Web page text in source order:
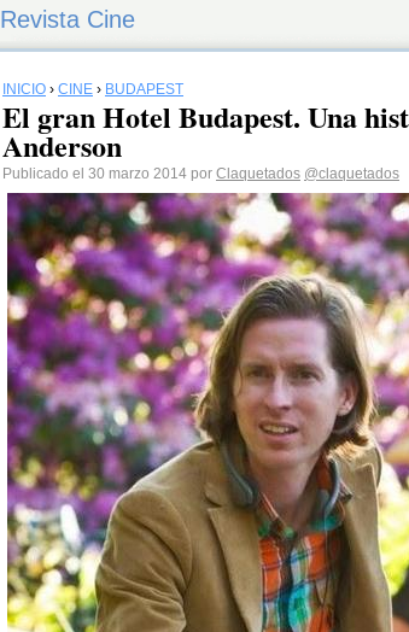
Revista Cine
INICIO › CINE › BUDAPEST
El gran Hotel Budapest. Una
Anderson
Publicado el 30 marzo 2014 por Claquetados @claquetados